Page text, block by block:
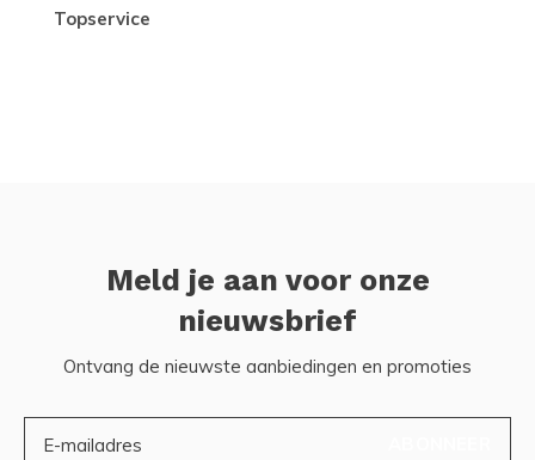
topservice
Meld je aan voor onze
nieuwsbrief
Ontvang de nieuwste aanbiedingen en promoties